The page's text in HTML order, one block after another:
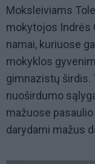
Moksleiviams
mokytojos Indrės
namai, kuriuose
mokyklos
gimnazistų širdis.
nuoširdumo
mažuose
darydami mažus